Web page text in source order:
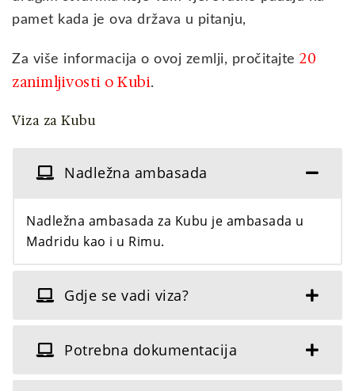
pamet kada je ova država u pitanju,
Za više informacija o ovoj zemlji, pročitajte 20
zanimljivosti o Kubi.
Viza za Kubu
Nadležna ambasada
Nadležna ambasada za Kubu je ambasada u
Madridu kao i u Rimu.
Gdje se vadi viza?
Potrebna dokumentacija